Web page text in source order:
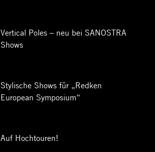
Vertical Poles – neu bei SANOSTRA
Shows
Stylische Shows für „Redken
European Symposium“
Auf Hochtouren!